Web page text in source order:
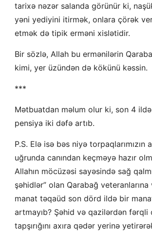
tarixə nəzər salanda görünür ki,
yəni yediyini itirmək, onlara çörək
etmək də tipik erməni xislətidir.
Bir sözlə, Allah bu ermənilərin
kimi, yer üzündən də kökünü kəssin.
***
Mətbuatdan məlum olur ki, son 4
pensiya iki dəfə artıb.
P.S. Elə isə bəs niyə torpaqlarımızın
uğrunda canından keçməyə hazır
Allahın möcüzəsi sayəsində sağ
şəhidlər” olan Qarabağ
manat təqaüd son dörd ildə bir
artmayıb? Şəhid və qazilərdən fərqli
tapşırığını axıra qədər yerinə